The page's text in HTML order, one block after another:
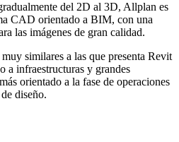
del 2D al 3D, Allplan es
CAD orientado a BIM, con una
las imágenes de gran calidad.
similares a las que presenta Revit
a infraestructuras y grandes
orientado a la fase de operaciones
diseño.